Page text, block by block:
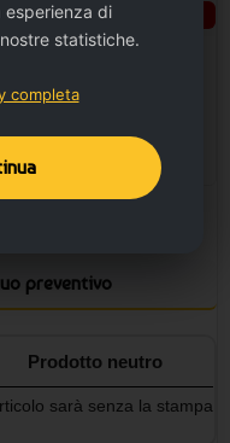
Seleziona taglie
preventivo
Prodotto neutro
sarà senza la stampa
esperienza di
statistiche.
completa